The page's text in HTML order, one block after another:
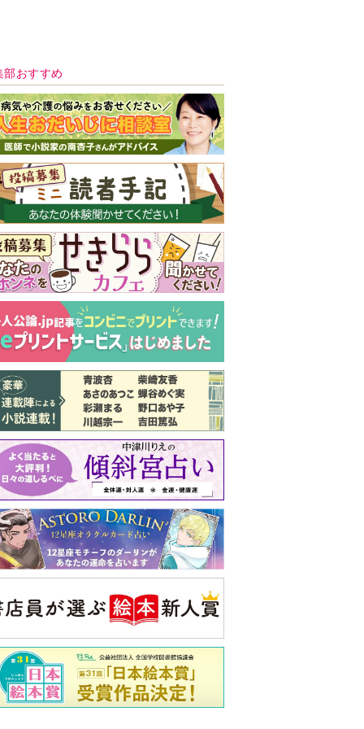
号 好評発売中！
実家の処分から終
の棲家までどうす
る？60代からの家
モンダイ
最新号
バックナンバー
注目トピ
義実家について、義弟が私へ怒りのLINE
よかったのでしょうか
ピアノの月謝、払うべき？
公論新社の本
いじめのある世界に生き
る君たちへ
いじめられっ子だった精神
科医の贈る言葉
夫 著 詳しくみる